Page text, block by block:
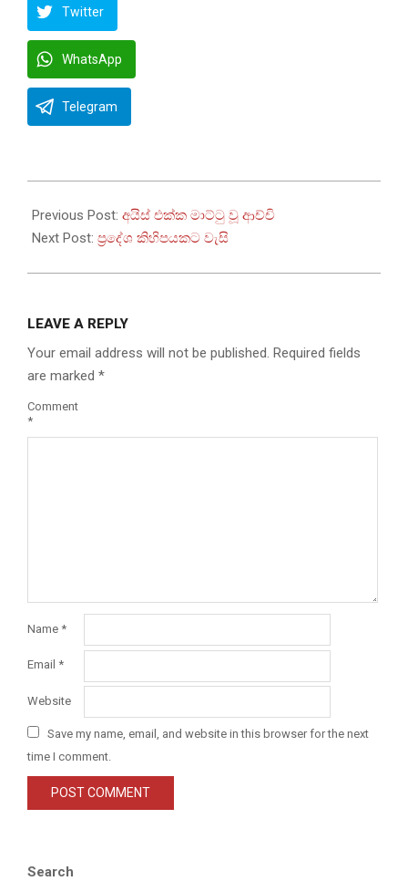
Twitter
WhatsApp
Telegram
07-
01
Previous Post: අයිස් එක්ක මාට්ටු වූ ආච්චි
Next Post: ප්‍රදේශ කිහිපයකට වැසි
LEAVE A REPLY
Your email address will not be published. Required fields
are marked *
Comment
*
Name *
Email *
Website
Save my name, email, and website in this browser for the next
time I comment.
Search